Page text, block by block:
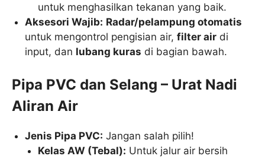
untuk menghasilkan tekanan yang baik.
Aksesori Wajib: Radar/pelampung otomatis
untuk mengontrol pengisian air,filter air di
input, dan lubang kuras di bagian bawah.
Pipa PVC dan Selang – Urat Nadi
Aliran Air
Jenis Pipa PVC: Jangan salah pilih!
Kelas AW (Tebal): Untuk jalur air bersih